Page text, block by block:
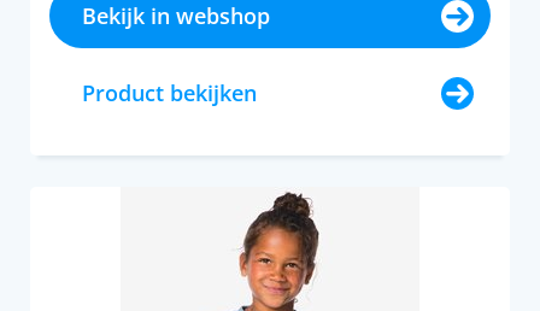
Bekijk in webshop
Product bekijken